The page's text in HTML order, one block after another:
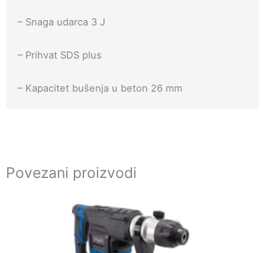
– Snaga udarca 3 J
– Prihvat SDS plus
– Kapacitet bušenja u beton 26 mm
Povezani proizvodi